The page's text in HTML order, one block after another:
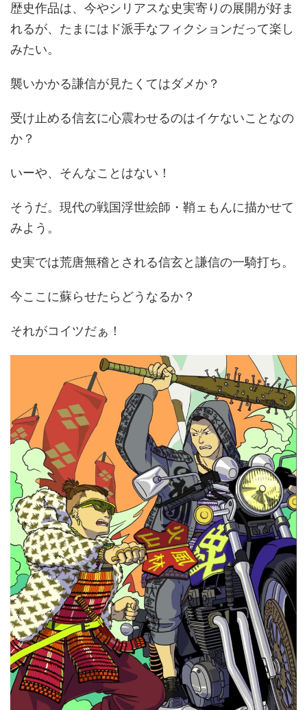
歴史作品は、今やシリアスな史実寄りの展開が好ま
れるが、たまにはド派手なフィクションだって楽し
みたい。
襲いかかる謙信が見たくてはダメか？
受け止める信玄に心震わせるのはイケないことなの
か？
いーや、そんなことはない！
そうだ。現代の戦国浮世絵師・鞘ェもんに描かせて
みよう。
史実では荒唐無稽とされる信玄と謙信の一騎打ち。
今ここに蘇らせたらどうなるか？
それがコイツだぁ！